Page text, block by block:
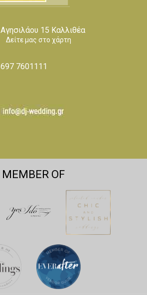
Αγησιλάου 15 Καλλιθέα
Δείτε μας στο χάρτη
697 7601111
MEMBER OF